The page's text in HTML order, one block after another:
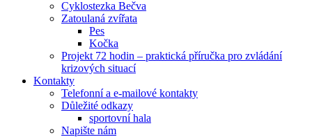
Cyklostezka Bečva
Zatoulaná zvířata
Pes
Kočka
Projekt 72 hodin – praktická příručka pro zvládání
krizových situací
Kontakty
Telefonní a e-mailové kontakty
Důležité odkazy
sportovní hala
Napište nám